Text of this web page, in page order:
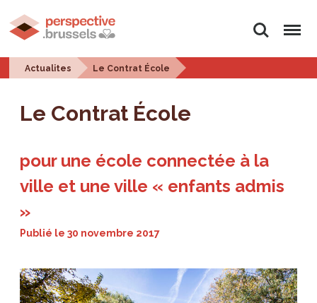
Rechercher
Menu
Actualites Le Contrat École
Le Contrat École
pour une école connectée à la
ville et une ville « enfants admis
»
Publié le30 novembre 2017